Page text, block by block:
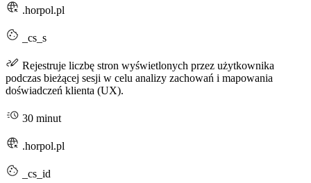
.horpol.pl
_cs_s
Rejestruje liczbę stron wyświetlonych przez użytkownika
podczas bieżącej sesji w celu analizy zachowań i mapowania
doświadczeń klienta (UX).
30 minut
.horpol.pl
_cs_id